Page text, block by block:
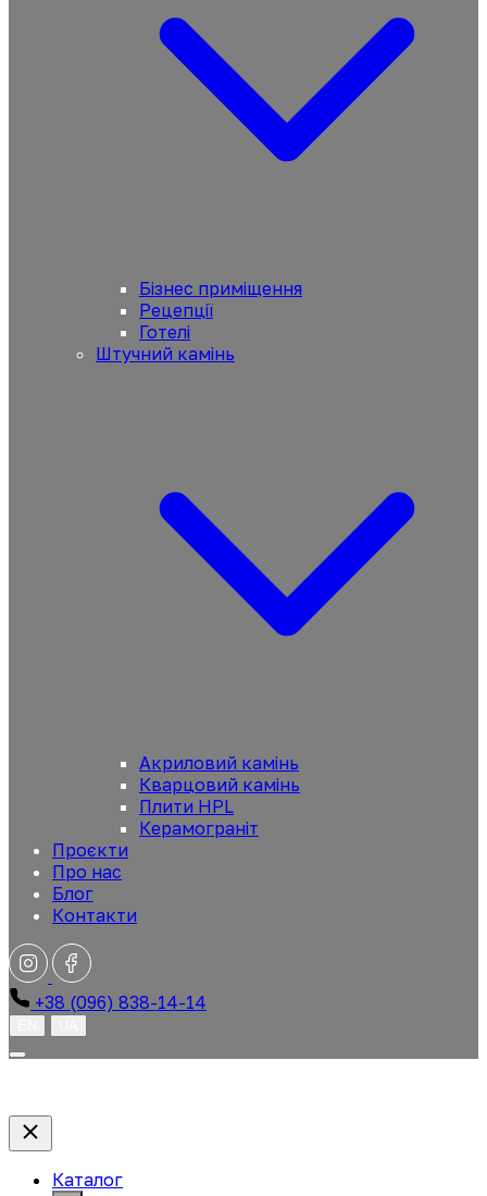
Бізнес приміщення
Рецепції
Готелі
Штучний камінь
Акриловий камінь
Кварцовий камінь
Плити HPL
Керамограніт
Проєкти
Про нас
Блог
Контакти
+38 (096) 838-14-14
Каталог